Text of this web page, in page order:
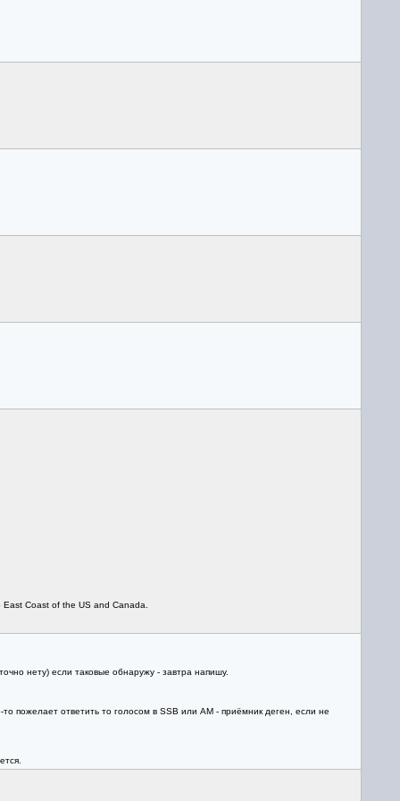
Coast of the US and Canada.
нету) если таковые обнаружу - завтра напишу.
пожелает ответить то голосом в SSB или АМ - приёмник деген, если не